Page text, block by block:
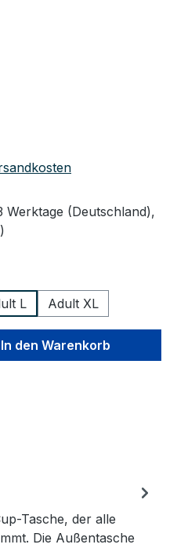
Werktage (Deutschland),
L Adult XL
den
In den Warenkorb
Tasche, der alle
Die Außentasche